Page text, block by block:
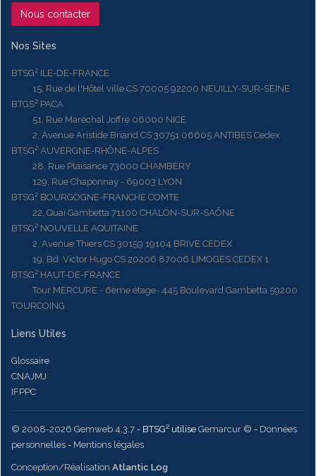
Nous contacter
Nos Sites
BTSG² ILE-DE-FRANCE
15, Rue de l'Hôtel ville CS 70005 92200 NEUILLY-SUR-SEINE
BTGS² PACA
51, Rue Maréchal Joffre 06000 NICE
2, Avenue Aristide Briand CS 30751 06605 ANTIBES Cedex
BTSG² AUVERGNE-RHÔNE-ALPES
28, Rue Plaisance 73000 CHAMBERY
129, Rue Chaponnay - 69003 LYON
BTSG² BOURGOGNE-FRANCHE COMTE
22, Quai Gambetta 71100 CHALON-SUR-SAÔNE
BTSG² NOUVELLE AQUITAINE
2, Avenue Thiers CS 30159 19104 BRIVE CEDEX
19, Bd. Victor Hugo CS 20206 87006 LIMOGES CEDEX 1
BTSG² HAUT-DE-FRANCE
Tour MERCURE - 6ème étage- 445 Boulevard Gambetta 59200
TOURCOING
Liens Utiles
Glossaire
CNAJMJ
IFPPC
© 2008-2026 Gemweb 4.3.7 - BTSG² utilise Gemarcur © - Données
personnelles - Mentions légales
Conception/Réalisation Atlantic Log